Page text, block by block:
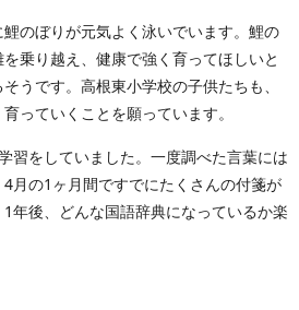
のぼりが元気よく泳いでいます。鯉の
乗り越え、健康で強く育ってほしいと
うです。高根東小学校の子供たちも、
っていくことを願っています。
習をしていました。一度調べた言葉には
月の1ヶ月間ですでにたくさんの付箋が
年後、どんな国語辞典になっているか楽